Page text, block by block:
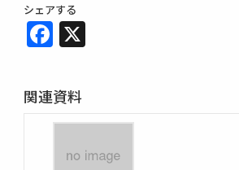
シェアする
Facebook
関連資料